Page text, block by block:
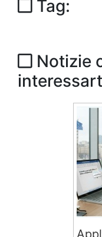
Tag:
Notizie